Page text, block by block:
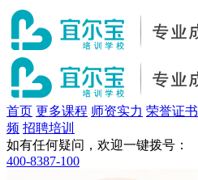
首页 更多课程 师资实力 荣誉证书
频 招聘培训
如有任何疑问，欢迎一键拨号：
400-8387-100